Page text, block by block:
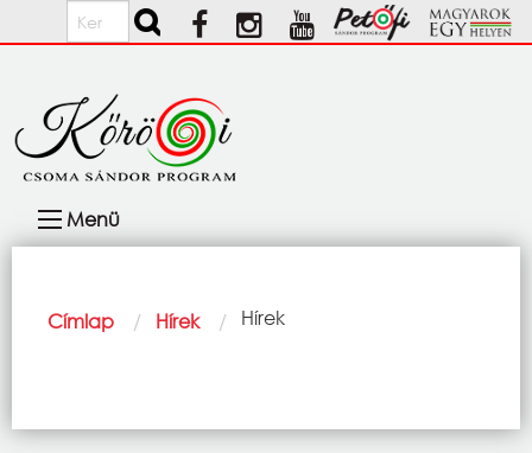
Ugrás a tartalomra
Keresés
navigáció
Menü
Morzsa
Címlap Hírek Current:
Hírek